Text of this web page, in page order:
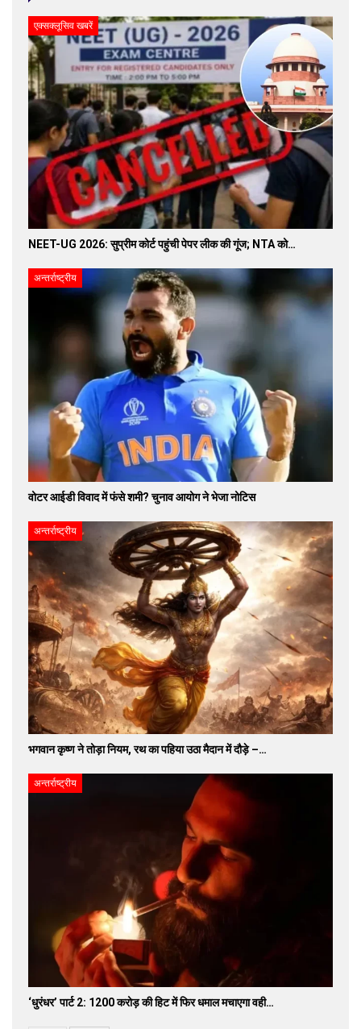
एक्सक्लूसिव खबरें
NEET-UG 2026: सुप्रीम कोर्ट पहुंची पेपर लीक की गूंज; NTA को…
अन्तर्राष्ट्रीय
वोटर आईडी विवाद में फंसे शमी? चुनाव आयोग ने भेजा नोटिस
अन्तर्राष्ट्रीय
भगवान कृष्ण ने तोड़ा नियम, रथ का पहिया उठा मैदान में दौड़े –…
अन्तर्राष्ट्रीय
‘धुरंधर’ पार्ट 2: 1200 करोड़ की हिट में फिर धमाल मचाएगा वही…